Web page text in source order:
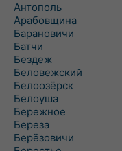
Антополь
Арабовщина
Барановичи
Батчи
Бездеж
Беловежский
Белоозёрск
Белоуша
Бережное
Береза
Берёзовичи